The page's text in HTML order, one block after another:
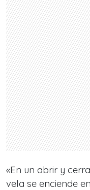
«En un abrir y
vela se enciende